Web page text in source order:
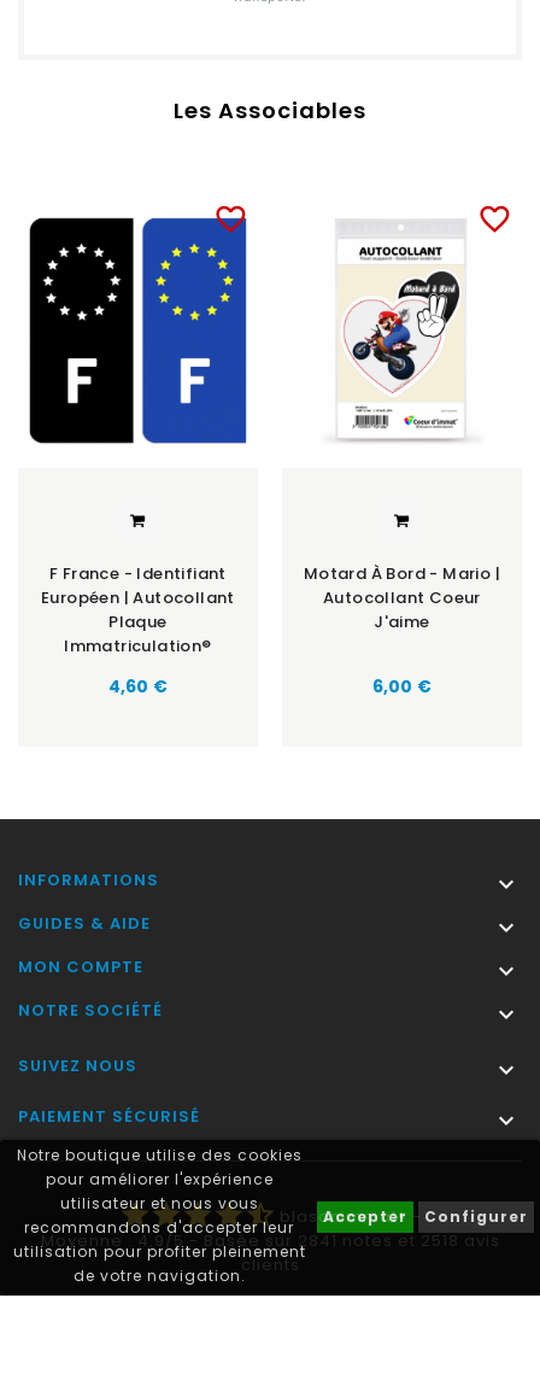
Notre boutique utilise des cookies
pour améliorer l'expérience
utilisateur et nous vous
recommandons d'accepter leur
utilisation pour profiter pleinement
de votre navigation.
Accepter Configurer
Les Associables
favorite_border
F France - Identifiant
Européen | Autocollant
Plaque
Immatriculation®
Prix
4,60 €
favorite_border
Motard À Bord - Mario |
Autocollant Coeur
J'aime
Prix
6,00 €
INFORMATIONS 
GUIDES & AIDE 
MON COMPTE 
NOTRE SOCIÉTÉ 
SUIVEZ NOUS 
PAIEMENT SÉCURISÉ 
starstarstarstarstar_half blasonimmat® -
Moyenne :4.9/5- Basée sur 2841notes et2518avis
clients